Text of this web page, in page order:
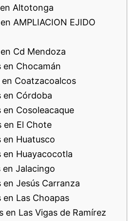
Altotonga
AMPLIACION EJIDO
Cd Mendoza
en Chocamán
Coatzacoalcos
en Córdoba
en Cosoleacaque
en El Chote
en Huatusco
en Huayacocotla
en Jalacingo
en Jesús Carranza
en Las Choapas
en Las Vigas de Ramírez